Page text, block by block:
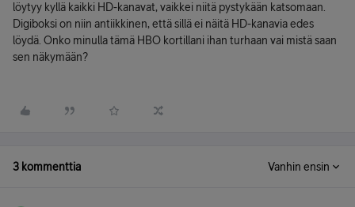
löytyy kyllä kaikki HD-kanavat, vaikkei niitä pystykään katsomaan.
Digiboksi on niin antiikkinen, että sillä ei näitä HD-kanavia edes
löydä. Onko minulla tämä HBO kortillani ihan turhaan vai mistä saan
sen näkymään?
3 kommenttia Vanhin ensin